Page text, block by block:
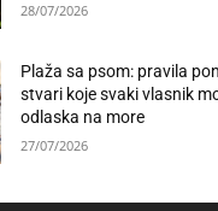
28/07/2026
Plaža sa psom: pravila
stvari koje svaki vlasnik
odlaska na more
27/07/2026